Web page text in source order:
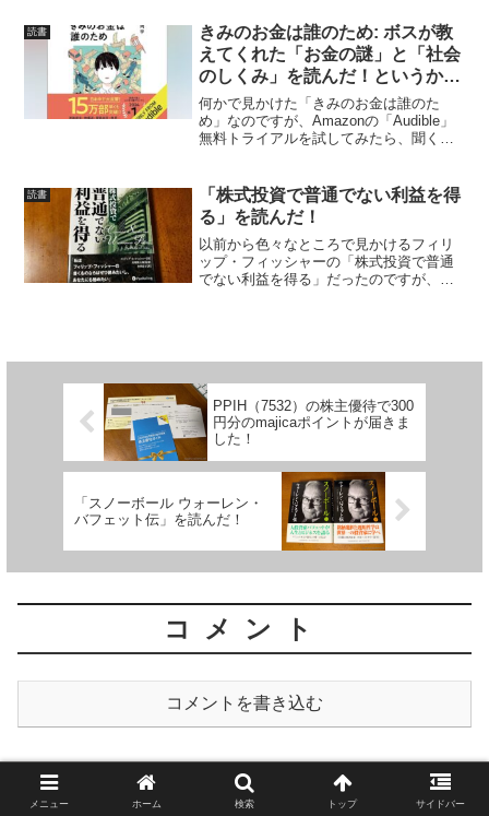
けた「私の夢･日本の夢 21世紀の日本」
を読んでみまし...
読書
きみのお金は誰のため: ボスが教
えてくれた「お金の謎」と「社会
のしくみ」を読んだ！というか聞
いた！
何かで見かけた「きみのお金は誰のた
め」なのですが、Amazonの「Audible」
無料トライアルを試してみたら、聞くこ
加されて、普通は2,100円で購...
読書
「株式投資で普通でない利益を得
る」を読んだ！
以前から色々なところで見かけるフィリ
ップ・フィッシャーの「株式投資で普通
でない利益を得る」だったのですが、約
PPIH（7532）の株主優待で300
円分のmajicaポイントが届きま
した！
「スノーボール ウォーレン・
バフェット伝」を読んだ！
コメント
コメントを書き込む
ホーム 学び 読書
メニュー ホーム 検索 トップ サイドバー